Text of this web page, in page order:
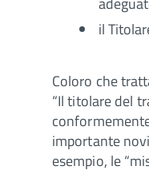
il
Coloro che
“Il titolare del
importante
esempio, le